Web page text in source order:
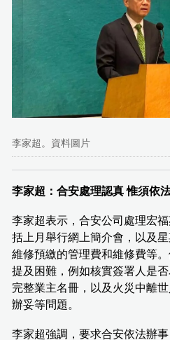
李家超。資料圖片
李家超：合安處理認真 惟須依
李家超表示，合安公司處理宏
括上月舉行網上簡介會，以及
維修預繳的管理費和維修費等
提及困難，例如核實簽署人是
完整業主名冊，以及火災中離
辦妥等問題。
李家超強調，要求合安依法辦